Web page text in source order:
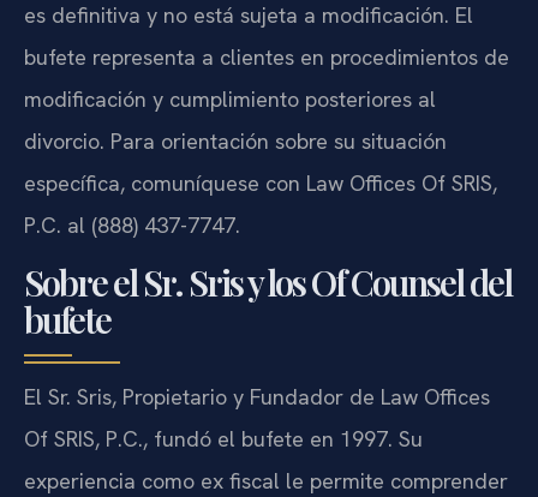
es definitiva y no está sujeta a modificación. El
bufete representa a clientes en procedimientos de
modificación y cumplimiento posteriores al
divorcio. Para orientación sobre su situación
específica, comuníquese con Law Offices Of SRIS,
P.C. al (888) 437-7747.
Sobre el Sr. Sris y los Of Counsel del
bufete
El Sr. Sris, Propietario y Fundador de Law Offices
Of SRIS, P.C., fundó el bufete en 1997. Su
experiencia como ex fiscal le permite comprender